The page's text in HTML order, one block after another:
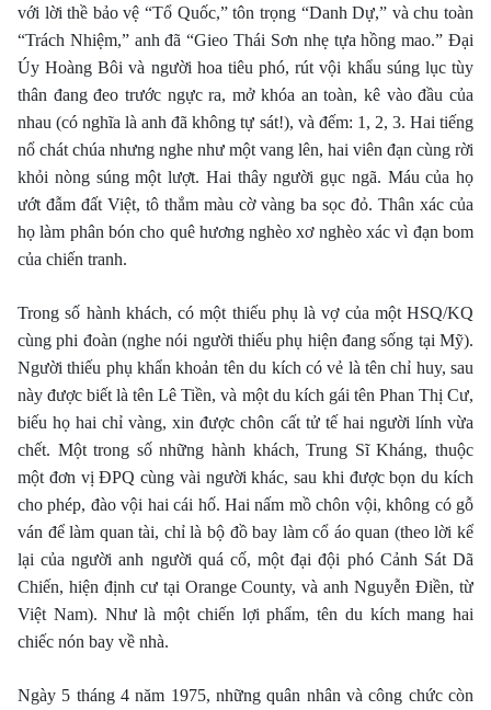
với lời thề bảo vệ “Tổ Quốc,” tôn trọng “Danh Dự,” và chu toàn
“Trách Nhiệm,” anh đã “Gieo Thái Sơn nhẹ tựa hồng mao.” Ðại
Úy Hoàng Bôi và người hoa tiêu phó, rút vội khẩu súng lục tùy
thân đang đeo trước ngực ra, mở khóa an toàn, kê vào đầu của
nhau (có nghĩa là anh đã không tự sát!), và đếm: 1, 2, 3. Hai tiếng
nổ chát chúa nhưng nghe như một vang lên, hai viên đạn cùng rời
khỏi nòng súng một lượt. Hai thây người gục ngã. Máu của họ
ướt đẫm đất Việt, tô thắm màu cờ vàng ba sọc đỏ. Thân xác của
họ làm phân bón cho quê hương nghèo xơ nghèo xác vì đạn bom
của chiến tranh.
Trong số hành khách, có một thiếu phụ là vợ của một HSQ/KQ
cùng phi đoàn (nghe nói người thiếu phụ hiện đang sống tại Mỹ).
Người thiếu phụ khẩn khoản tên du kích có vẻ là tên chỉ huy, sau
này được biết là tên Lê Tiền, và một du kích gái tên Phan Thị Cư,
biếu họ hai chỉ vàng, xin được chôn cất tử tế hai người lính vừa
chết. Một trong số những hành khách, Trung Sĩ Kháng, thuộc
một đơn vị ÐPQ cùng vài người khác, sau khi được bọn du kích
cho phép, đào vội hai cái hố. Hai nấm mồ chôn vội, không có gỗ
ván để làm quan tài, chỉ là bộ đồ bay làm cổ áo quan (theo lời kể
lại của người anh người quá cố, một đại đội phó Cảnh Sát Dã
Chiến, hiện định cư tại Orange County, và anh Nguyễn Ðiền, từ
Việt Nam). Như là một chiến lợi phẩm, tên du kích mang hai
chiếc nón bay về nhà.
Ngày 5 tháng 4 năm 1975, những quân nhân và công chức còn